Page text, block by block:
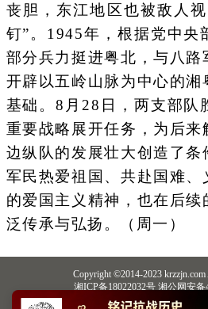
丧胆，东江地区也被敌人
钉”。1945年，根据党中央
部分兵力挺进粤北，与八路
开辟以五岭山脉为中心的湘
基础。8月28日，两支部队
重要战略展开任务，为后来
边纵队的发展壮大创造了
军民热爱祖国、共赴国难
的爱国主义精神，也在后
泛传承与弘扬。（周一）
Copyright ©2014-2023 krzzjn.com
湘ICP备18022032号 湘公网安备
中央网信办违法和不良信息举报中心
长沙